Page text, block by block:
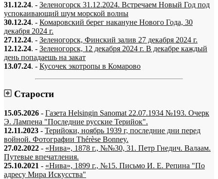
31.12.24. - Зеленогорск 31.12.2024. Встречаем Новый Год под
успокаивающий шум морской волны
30.12.24. - Комаровский берег накануне Нового Года, 30
декабря 2024 г.
27.12.24. - Зеленогорск, Финский залив 27 декабря 2024 г.
12.12.24. - Зеленогорск, 12 декабря 2024 г. В декабре каждый
день попадаешь на закат
13.07.24. - Кусочек экотропы в Комарово
Старости
15.05.2026 - Газета Helsingin Sanomat 22.07.1934 №193. Очерк
Э. Лампена "Последние русские Терийок".
12.11.2023 - Терийоки, ноябрь 1939 г, последние дни перед
войной. Фотографии Thérèse Bonney.
27.02.2022 - «Нива», 1878 г., №№30, 31. Петр Гнедич. Валаам.
Путевые впечатления.
25.10.2021 - «Нива», 1899 г., №15. Письмо И. Е. Репина "По
адресу Мира Искусства"